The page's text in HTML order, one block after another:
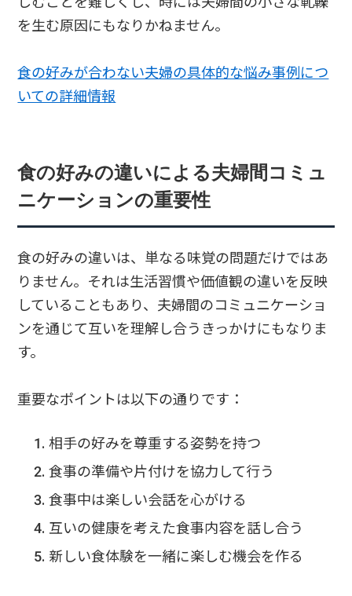
を生む原因にもなりかねません。
食の好みが合わない夫婦の具体的な悩み事例につ
いての詳細情報
食の好みの違いによる夫婦間コミュ
ニケーションの重要性
食の好みの違いは、単なる味覚の問題だけではあ
りません。それは生活習慣や価値観の違いを反映
していることもあり、夫婦間のコミュニケーショ
ンを通じて互いを理解し合うきっかけにもなりま
す。
重要なポイントは以下の通りです：
相手の好みを尊重する姿勢を持つ
食事の準備や片付けを協力して行う
食事中は楽しい会話を心がける
互いの健康を考えた食事内容を話し合う
新しい食体験を一緒に楽しむ機会を作る